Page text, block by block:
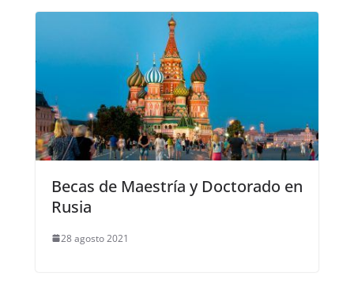
Becas de Maestría y Doctorado en
Rusia
28 agosto 2021